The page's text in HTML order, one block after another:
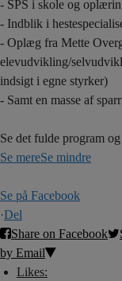
- SPS i skole og
- Indblik i
- Oplæg fra Mette
elevudvikling/
indsigt i egne styrker)
- Samt en masse af
Se det fulde program
Se mereSe mindre
Se på Facebook
·Del
Share on Facebook
by Email
Likes: